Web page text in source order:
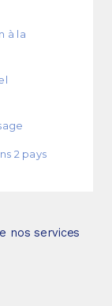
à la
2 pays
nos services